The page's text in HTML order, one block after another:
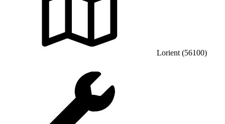
Lorient (56100)